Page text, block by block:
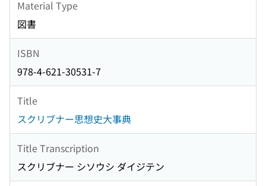
Material Type
図書
ISBN
978-4-621-30531-7
Title
スクリブナー思想史大事典
Title Transcription
スクリブナー シソウシ ダイジテン